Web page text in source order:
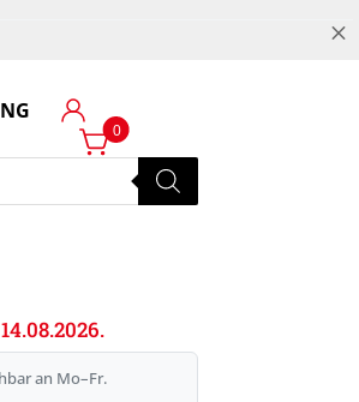
M
Login
0
an Mo–Fr.